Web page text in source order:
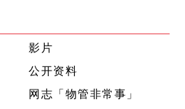
影片
公开资料
网志「物管非常事」